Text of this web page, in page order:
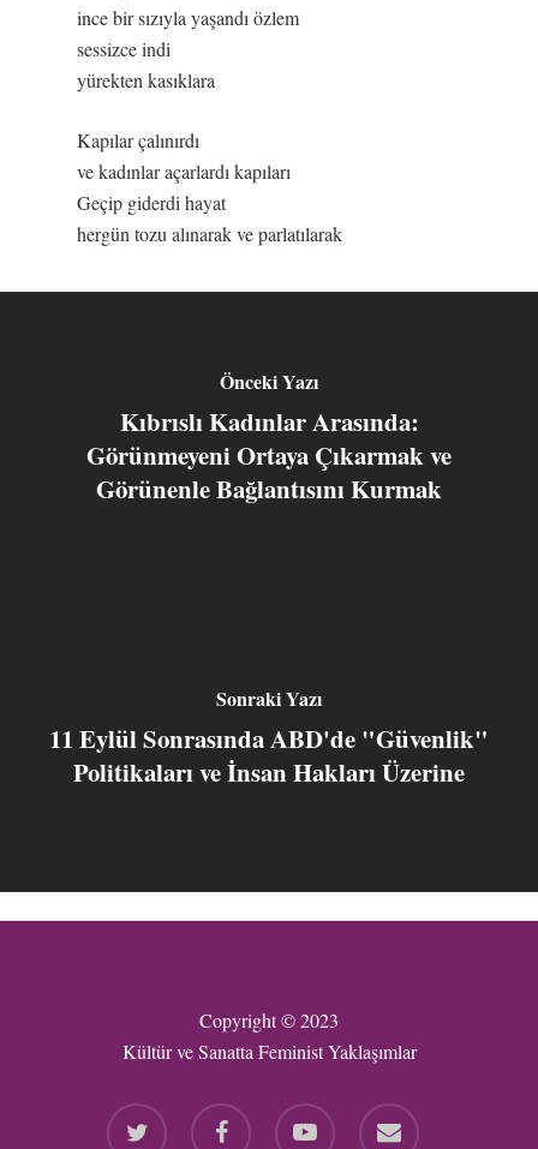
ince bir sızıyla yaşandı özlem
sessizce indi
yürekten kasıklara
Kapılar çalınırdı
ve kadınlar açarlardı kapıları
Geçip giderdi hayat
hergün tozu alınarak ve parlatılarak
Önceki Yazı
Kıbrıslı Kadınlar Arasında:
Görünmeyeni Ortaya Çıkarmak ve
Görünenle Bağlantısını Kurmak
Sonraki Yazı
11 Eylül Sonrasında ABD'de "Güvenlik"
Politikaları ve İnsan Hakları Üzerine
Copyright © 2023
Kültür ve Sanatta Feminist Yaklaşımlar
twitter facebook youtube email